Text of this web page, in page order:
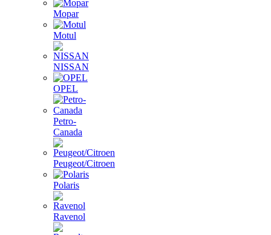
Mopar
Motul
NISSAN
OPEL
Petro-
Canada
Peugeot/Citroen
Polaris
Ravenol